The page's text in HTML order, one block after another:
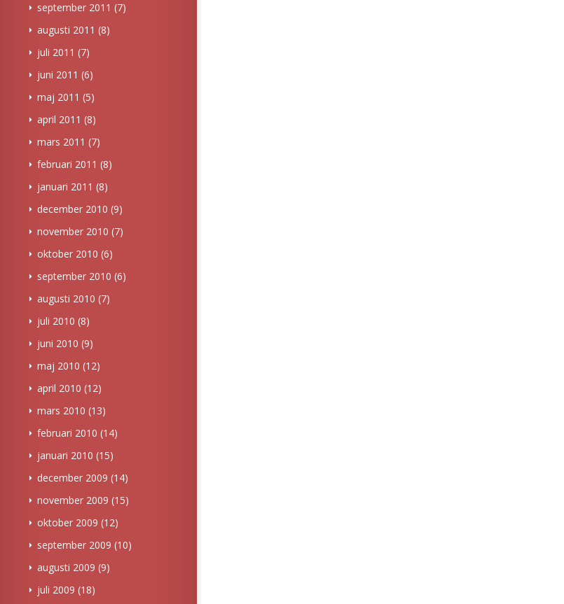
september 2011 (7)
augusti 2011 (8)
juli 2011 (7)
juni 2011 (6)
maj 2011 (5)
april 2011 (8)
mars 2011 (7)
februari 2011 (8)
januari 2011 (8)
december 2010 (9)
november 2010 (7)
oktober 2010 (6)
september 2010 (6)
augusti 2010 (7)
juli 2010 (8)
juni 2010 (9)
maj 2010 (12)
april 2010 (12)
mars 2010 (13)
februari 2010 (14)
januari 2010 (15)
december 2009 (14)
november 2009 (15)
oktober 2009 (12)
september 2009 (10)
augusti 2009 (9)
juli 2009 (18)